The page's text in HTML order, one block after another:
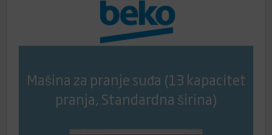
Mašina za pranje suđa (13 kapacitet
pranja, Standardna širina)